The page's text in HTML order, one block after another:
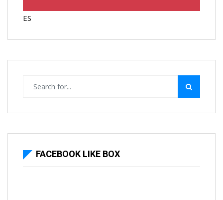
ES
FACEBOOK LIKE BOX